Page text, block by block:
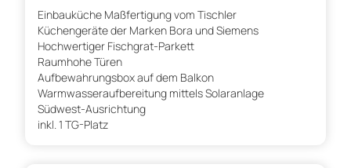
Einbauküche Maßfertigung vom Tischler
Küchengeräte der Marken Bora und Siemens
Hochwertiger Fischgrat-Parkett
Raumhohe Türen
Aufbewahrungsbox auf dem Balkon
Warmwasseraufbereitung mittels Solaranlage
Südwest-Ausrichtung
inkl. 1 TG-Platz